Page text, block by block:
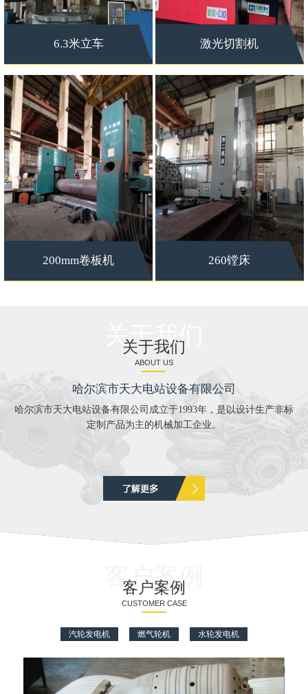
6.3米立车 激光切割机
200mm卷板机 260镗床
关于我们
关于我们
ABOUT US
哈尔滨市天大电站设备有限公司
哈尔滨市天大电站设备有限公司成立于1993年，是以设计生产非标
定制产品为主的机械加工企业。
客户案例
客户案例
CUSTOMER CASE
汽轮发电机 燃气轮机 水轮发电机